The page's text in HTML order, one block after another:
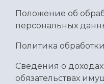
Положение об
персональных
Политика
Сведения о
обязательствах